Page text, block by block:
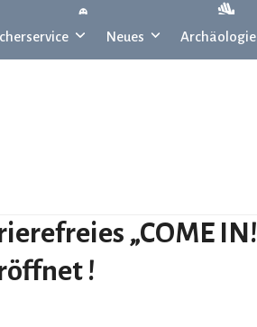
Neues Archäologie
„COME
!